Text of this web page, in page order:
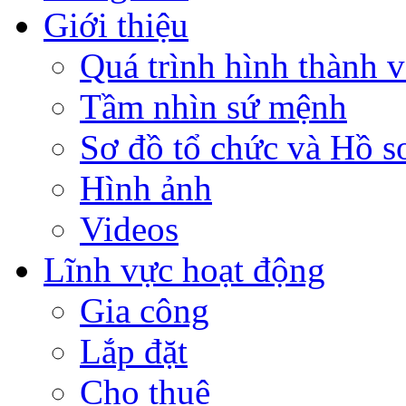
Giới thiệu
Quá trình hình thành
Tầm nhìn sứ mệnh
Sơ đồ tổ chức và Hồ
Hình ảnh
Videos
Lĩnh vực hoạt động
Gia công
Lắp đặt
Cho thuê